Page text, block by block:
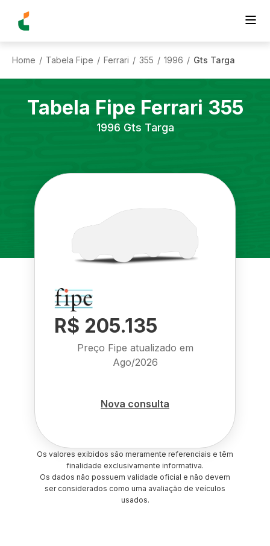
Home / Tabela Fipe / Ferrari / 355 / 1996 / Gts Targa
Tabela Fipe Ferrari 355
1996 Gts Targa
R$ 205.135
Preço Fipe atualizado em
Ago/2026
Nova consulta
Os valores exibidos são meramente referenciais e têm
finalidade exclusivamente informativa.
Os dados não possuem validade oficial e não devem
ser considerados como uma avaliação de veículos
usados.